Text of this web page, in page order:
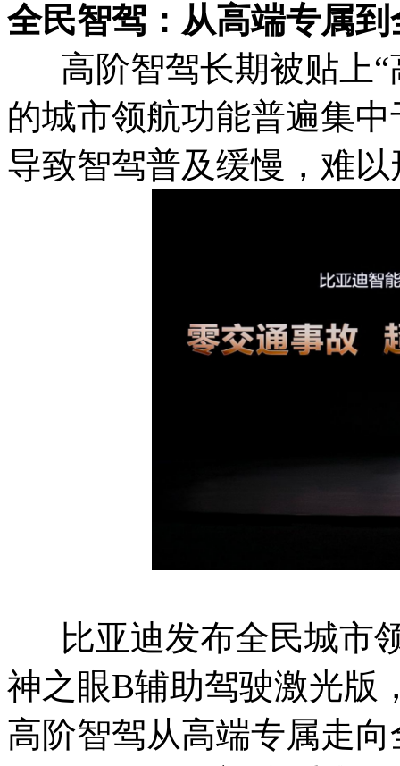
全民智驾：从高端专属
高阶智驾长期被贴上“
的城市领航功能普遍集
导致智驾普及缓慢，难
比亚迪发布全民城市
神之眼B辅助驾驶激光版
高阶智驾从高端专属走